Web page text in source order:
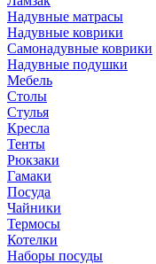
Надувные матрасы
Надувные коврики
Самонадувные коврики
Надувные подушки
Мебель
Столы
Стулья
Кресла
Тенты
Рюкзаки
Гамаки
Посуда
Чайники
Термосы
Котелки
Наборы посуды